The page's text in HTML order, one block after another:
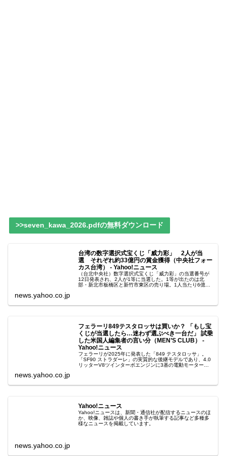
>>seven_kawa_2026.pdfの無料ダウンロード
台湾の数字選択式宝くじ「威力彩」 2人が当
選 それぞれ約33億円の賞金獲得（中央社フォー
カス台湾） - Yahoo!ニュース
（台北中央社）数字選択式宝くじ「威力彩」の当選番号が
12日発表され、2人が1等に当選した。1等が出たのは北
部・新北市板橋区と新竹市東区の売り場。1人当たり6億
news.yahoo.co.jp
フェラーリ849テスタロッサは買いか？ 「もし宝
くじが当選したら…迷わず選ぶべき一台だ」 試乗
した米国人編集者の言い分（MEN’S CLUB） -
Yahoo!ニュース
フェラーリが2025年に発表した「849 テスタロッサ」。
「SF90 ストラダーレ」の実質的な後継モデルであり、4.0
リッターV8ツインターボエンジンに3基の電動モーターを
news.yahoo.co.jp
Yahoo!ニュース
Yahoo!ニュースは、新聞・通信社が配信するニュースのほ
か、映像、雑誌や個人の書き手が執筆する記事など多種多
様なニュースを掲載しています。
news.yahoo.co.jp